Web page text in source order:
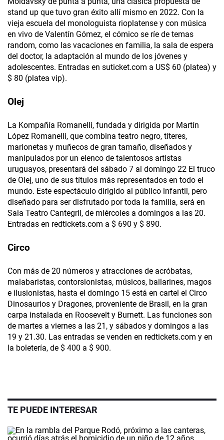
stand up que tuvo gran éxito allí mismo en 2022. Con la
vieja escuela del monologuista rioplatense y con música
en vivo de Valentín Gómez, el cómico se ríe de temas
random, como las vacaciones en familia, la sala de espera
del doctor, la adaptación al mundo de los jóvenes y
adolescentes. Entradas en suticket.com a US$ 60 (platea) y
$ 80 (platea vip).
Olej
La Kompañía Romanelli, fundada y dirigida por Martín
López Romanelli, que combina teatro negro, títeres,
marionetas y muñecos de gran tamaño, diseñados y
manipulados por un elenco de talentosos artistas
uruguayos, presentará del sábado 7 al domingo 22 El truco
de Olej, uno de sus títulos más representados en todo el
mundo. Este espectáculo dirigido al público infantil, pero
diseñado para ser disfrutado por toda la familia, será en
Sala Teatro Cantegril, de miércoles a domingos a las 20.
Entradas en redtickets.com a $ 690 y $ 890.
Circo
Con más de 20 números y atracciones de acróbatas,
malabaristas, contorsionistas, músicos, bailarines, magos
e ilusionistas, hasta el domingo 15 está en cartel el Circo
Dinosaurios y Dragones, proveniente de Brasil, en la gran
carpa instalada en Roosevelt y Burnett. Las funciones son
de martes a viernes a las 21, y sábados y domingos a las
19 y 21.30. Las entradas se venden en redtickets.com y en
la boletería, de $ 400 a $ 900.
TE PUEDE INTERESAR